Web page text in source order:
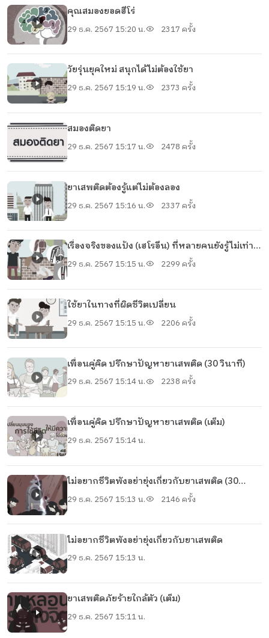
คุณสมองยอดฮีโร่
29 ธ.ค. 2567 15:20 น. 2317 ครั้ง
วัยรุ่นยุคใหม่ สนุกได้ไม่ต้องใช้ยา
29 ธ.ค. 2567 15:19 น. 2373 ครั้ง
สมองติดยา
29 ธ.ค. 2567 15:17 น. 2478 ครั้ง
ยาเสพติดต้องรู้แต่ไม่ต้องลอง
29 ธ.ค. 2567 15:16 น. 2337 ครั้ง
เรื่องจริงของแป้ง (เฮโรอีน) ที่หลายคนยังรู้ไม่เท่า
ทัน
29 ธ.ค. 2567 15:15 น. 2299 ครั้ง
ใช้ยาในทางที่ผิดชีวิตเปลี่ยน
29 ธ.ค. 2567 15:15 น. 2206 ครั้ง
เพื่อนคู่คิด ปรึกษาปัญหายาเสพติด (30 วินาที)
29 ธ.ค. 2567 15:14 น. 2238 ครั้ง
เพื่อนคู่คิด ปรึกษาปัญหายาเสพติด (เต็ม)
29 ธ.ค. 2567 15:14 น.
ไม่อยากชีวิตพังอย่ายุ่งเกี่ยวกับยาเสพติด (30
วินาที)
29 ธ.ค. 2567 15:13 น. 2146 ครั้ง
ไม่อยากชีวิตพังอย่ายุ่งเกี่ยวกับยาเสพติด
29 ธ.ค. 2567 15:13 น.
ยาเสพติดภัยร้ายใกล้ตัว (เต็ม)
29 ธ.ค. 2567 15:11 น.